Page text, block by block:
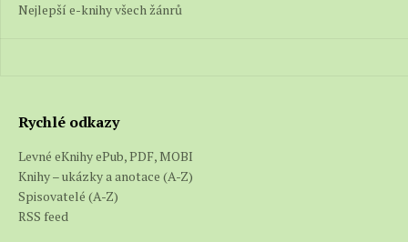
Nejlepší e-knihy všech žánrů
Rychlé odkazy
Levné eKnihy ePub, PDF, MOBI
Knihy – ukázky a anotace (A-Z)
Spisovatelé (A-Z)
RSS feed